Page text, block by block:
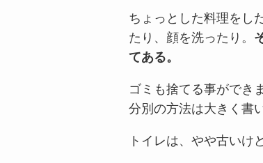
ちょっとした料理をし
たり、顔を洗ったり。
てある。
ゴミも捨てる事ができ
分別の方法は大きく書
トイレは、やや古いけ